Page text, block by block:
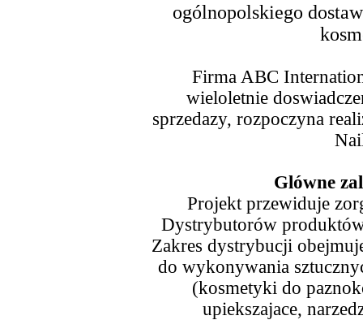
ogólnopolskiego
Firma ABC
wieloletnie
sprzedazy, rozpoczyna
Glówne
Projekt przewiduje
Dystrybutorów
Zakres dystrybucji
do wykonywania
(kosmetyki do
upiekszajace,